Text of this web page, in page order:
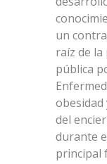
un
raíz de
pública
obesidad
del
durante
principal